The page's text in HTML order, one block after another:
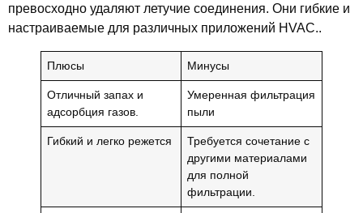
превосходно удаляют летучие соединения. Они гибкие и
настраиваемые для различных приложений HVAC..
Плюсы Минусы
Отличный запах и
адсорбция газов.
Умеренная фильтрация
пыли
Гибкий и легко режется
Требуется сочетание с
другими материалами
для полной
фильтрации.